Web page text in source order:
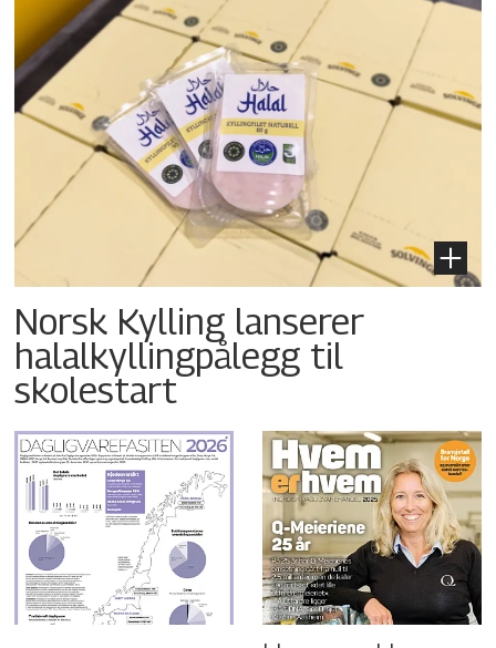
Norsk Kylling lanserer
halalkyllingpålegg til
skolestart